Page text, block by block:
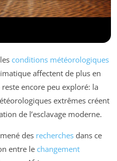
conditions météorologiques
affectent de plus en
encore peu exploré: la
extrêmes créent
de l’esclavage moderne.
des recherches dans ce
entre le changement